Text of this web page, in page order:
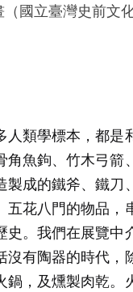
（國立臺灣史前文
人類學標本，都是
角魚鉤、竹木弓箭
製成的鐵斧、鐵刀
五花八門的物品，
史。我們在展覽中
有陶器的時代，
鍋，及燻製肉乾。